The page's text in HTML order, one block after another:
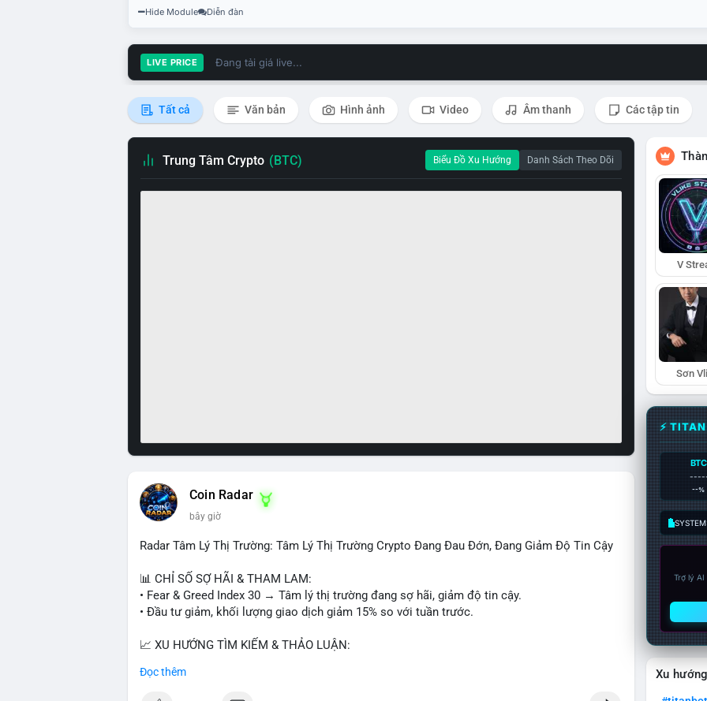
Hide Module Diễn đàn
LIVE PRICE Đang tải giá live...
Tất cả Văn bản Hình ảnh Video Âm thanh Các tập tin
Trung Tâm Crypto (BTC) Biểu Đồ Xu Hướng Danh Sách Theo Dõi
Coin Radar
bây giờ
Radar Tâm Lý Thị Trường: Tâm Lý Thị Trường Crypto Đang Đau Đớn, Đang Giảm Độ Tin Cậy
📊 CHỈ SỐ SỢ HÃI & THAM LAM:
• Fear & Greed Index 30 → Tâm lý thị trường đang sợ hãi, giảm độ tin cậy.
• Đầu tư giảm, khối lượng giao dịch giảm 15% so với tuần trước.
📈 XU HƯỚNG TÌM KIẾM & THẢO LUẬN:
Tutorial.
Đọc thêm
V
Sơn
⚡
BTC
--%
Trợ lý
Xu